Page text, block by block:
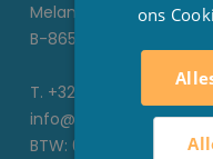
Melanedreef 6 D
B-8650 Houthulst
T. +32 51 70 22 93
info@stesha.be
BTW: 0476.673.440
ons